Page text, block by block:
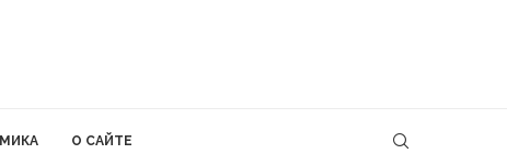
О САЙТЕ